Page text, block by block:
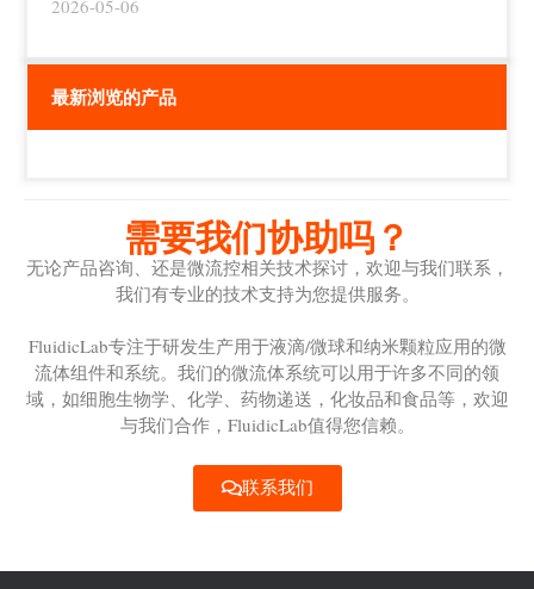
2026-05-06
最新浏览的产品
需要我们协助吗？
无论产品咨询、还是微流控相关技术探讨，欢迎与我们联系，
我们有专业的技术支持为您提供服务。
FluidicLab专注于研发生产用于液滴/微球和纳米颗粒应用的微
流体组件和系统。我们的微流体系统可以用于许多不同的领
域，如细胞生物学、化学、药物递送，化妆品和食品等，欢迎
与我们合作，FluidicLab值得您信赖。
联系我们